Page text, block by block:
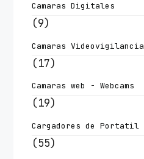
Camaras Digitales
(9)
Camaras Videovigilancia
(17)
Camaras web - Webcams
(19)
Cargadores de Portatil
(55)